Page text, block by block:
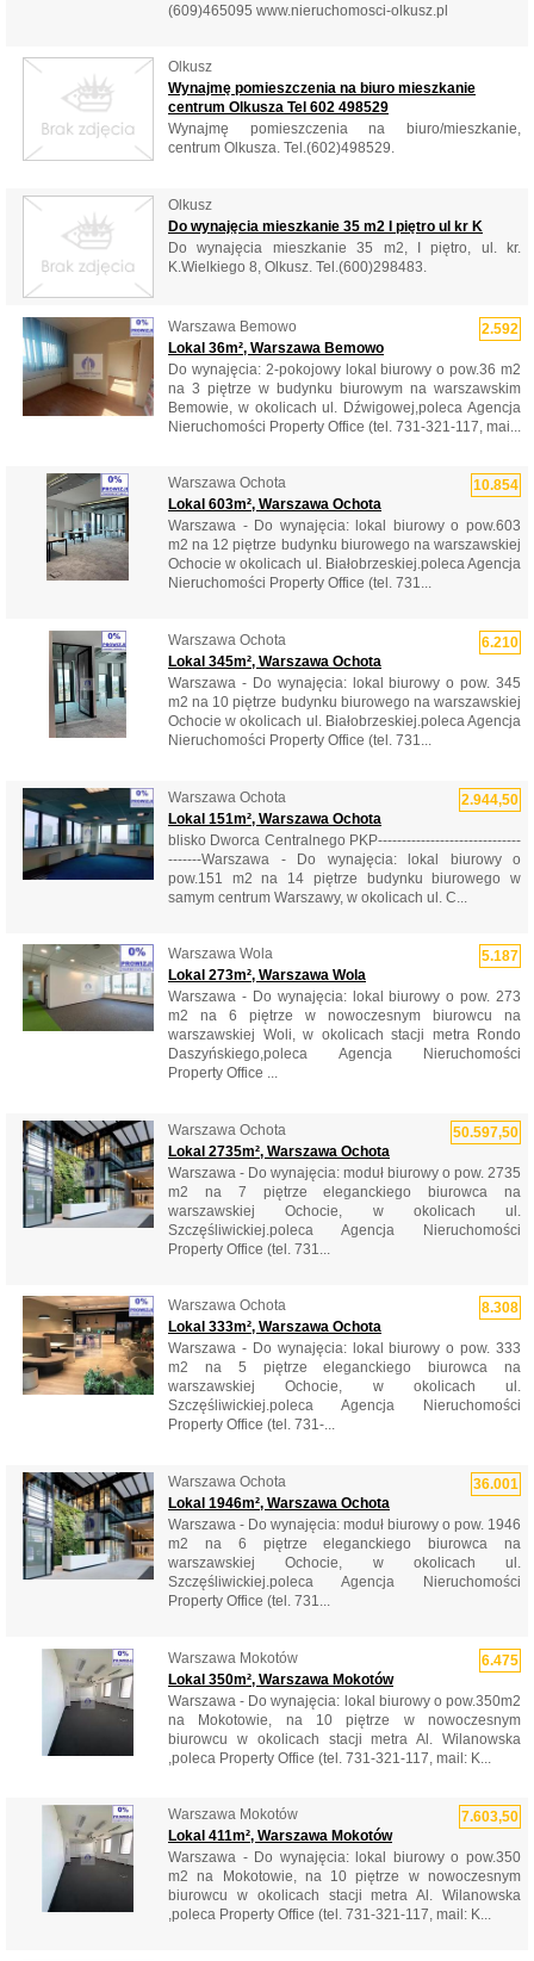
(609)465095 www.nieruchomosci-olkusz.pl
Olkusz
Wynajmę pomieszczenia na biuro mieszkanie
centrum Olkusza Tel 602 498529
Wynajmę pomieszczenia na biuro/mieszkanie,
centrum Olkusza. Tel.(602)498529.
Olkusz
Do wynajęcia mieszkanie 35 m2 I piętro ul kr K
Do wynajęcia mieszkanie 35 m2, I piętro, ul. kr.
K.Wielkiego 8, Olkusz. Tel.(600)298483.
2.592
Warszawa Bemowo
Lokal 36m², Warszawa Bemowo
Do wynajęcia: 2-pokojowy lokal biurowy o pow.36 m2
na 3 piętrze w budynku biurowym na warszawskim
Bemowie, w okolicach ul. Dźwigowej,poleca Agencja
Nieruchomości Property Office (tel. 731-321-117, mai...
10.854
Warszawa Ochota
Lokal 603m², Warszawa Ochota
Warszawa - Do wynajęcia: lokal biurowy o pow.603
m2 na 12 piętrze budynku biurowego na warszawskiej
Ochocie w okolicach ul. Białobrzeskiej.poleca Agencja
Nieruchomości Property Office (tel. 731...
6.210
Warszawa Ochota
Lokal 345m², Warszawa Ochota
Warszawa - Do wynajęcia: lokal biurowy o pow. 345
m2 na 10 piętrze budynku biurowego na warszawskiej
Ochocie w okolicach ul. Białobrzeskiej.poleca Agencja
Nieruchomości Property Office (tel. 731...
2.944,50
Warszawa Ochota
Lokal 151m², Warszawa Ochota
blisko Dworca Centralnego PKP------------------------------
-------Warszawa - Do wynajęcia: lokal biurowy o
pow.151 m2 na 14 piętrze budynku biurowego w
samym centrum Warszawy, w okolicach ul. C...
5.187
Warszawa Wola
Lokal 273m², Warszawa Wola
Warszawa - Do wynajęcia: lokal biurowy o pow. 273
m2 na 6 piętrze w nowoczesnym biurowcu na
warszawskiej Woli, w okolicach stacji metra Rondo
Daszyńskiego,poleca Agencja Nieruchomości
Property Office ...
50.597,50
Warszawa Ochota
Lokal 2735m², Warszawa Ochota
Warszawa - Do wynajęcia: moduł biurowy o pow. 2735
m2 na 7 piętrze eleganckiego biurowca na
warszawskiej Ochocie, w okolicach ul.
Szczęśliwickiej.poleca Agencja Nieruchomości
Property Office (tel. 731...
8.308
Warszawa Ochota
Lokal 333m², Warszawa Ochota
Warszawa - Do wynajęcia: lokal biurowy o pow. 333
m2 na 5 piętrze eleganckiego biurowca na
warszawskiej Ochocie, w okolicach ul.
Szczęśliwickiej.poleca Agencja Nieruchomości
Property Office (tel. 731-...
36.001
Warszawa Ochota
Lokal 1946m², Warszawa Ochota
Warszawa - Do wynajęcia: moduł biurowy o pow. 1946
m2 na 6 piętrze eleganckiego biurowca na
warszawskiej Ochocie, w okolicach ul.
Szczęśliwickiej.poleca Agencja Nieruchomości
Property Office (tel. 731...
6.475
Warszawa Mokotów
Lokal 350m², Warszawa Mokotów
Warszawa - Do wynajęcia: lokal biurowy o pow.350m2
na Mokotowie, na 10 piętrze w nowoczesnym
biurowcu w okolicach stacji metra Al. Wilanowska
,poleca Property Office (tel. 731-321-117, mail: K...
7.603,50
Warszawa Mokotów
Lokal 411m², Warszawa Mokotów
Warszawa - Do wynajęcia: lokal biurowy o pow.350
m2 na Mokotowie, na 10 piętrze w nowoczesnym
biurowcu w okolicach stacji metra Al. Wilanowska
,poleca Property Office (tel. 731-321-117, mail: K...